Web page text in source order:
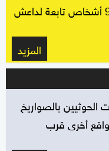
الداخلية السورية: توقيف خلية من 9 أشخاص تابعة لداعش
المزيد
بالصواريخ
أخرى قرب